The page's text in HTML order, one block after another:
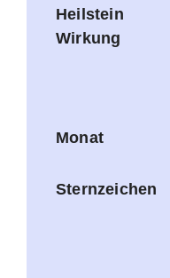
Heilstein
Wirkung
Monat
Sternzeichen